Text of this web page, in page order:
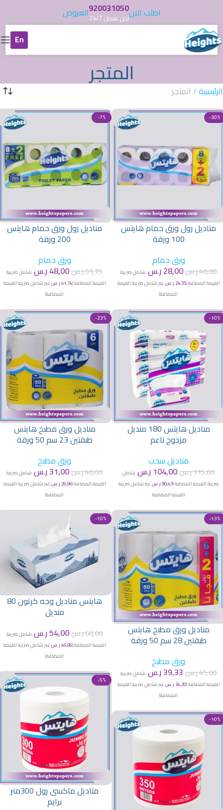
اطلب الان920031050
نحن نعمل 24/7 العروض
En
المتجر
الرئيسية/ المتجر
-30%
مناديل رول ورق حمام هايتس
100 ورقة
ورق حمام
40,00ر.س28,00ر.س شامل ضريبة
القيمة المضافة (24,35 ر.سغير شامل ضريبة القيمة
المضافة)
-7%
مناديل رول ورق حمام هايتس
200 ورقة
ورق حمام
51,75ر.س48,00ر.س شامل ضريبة
القيمة المضافة (41,74ر.سغير شامل ضريبة القيمة
المضافة)
-10%
مناديل هايتس 180 منديل
مزدوج ناعم
مناديل سحب
115,00ر.س104,00 ر.س شامل
ضريبة القيمة المضافة (90,43ر.سغير شامل ضريبة
القيمة المضافة)
-23%
مناديل ورق مطبخ هايتس
طبقتين 23 سم 50 ورقة
ورق مطبخ
40,00ر.س31,00ر.س شامل ضريبة
القيمة المضافة (26,96 ر.سغير شامل ضريبة القيمة
المضافة)
-13%
مناديل ورق مطبخ هايتس
طبقتين 28 سم 50 ورقة
ورق مطبخ
45,00ر.س39,33ر.س شامل ضريبة
القيمة المضافة (34,20ر.سغير شامل ضريبة القيمة
المضافة)
-10%
هايتس مناديل وجه كرتون 80
منديل
60,00ر.س54,00ر.س شامل ضريبة
القيمة المضافة (46,96ر.سغير شامل ضريبة القيمة
المضافة)
-5%
مناديل ماكسى رول 300متر
برايم
-10%